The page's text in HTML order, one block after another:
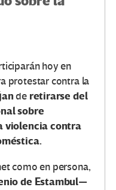
hoy en
protestar contra la
de retirarse del
sobre
violencia contra
como en persona,
de Estambul—